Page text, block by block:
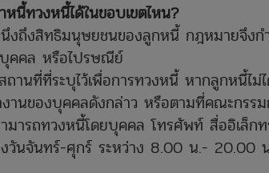
หนี้ทวงหนี้ได้ในขอบเขตไหน?
งถึงสิทธิมนุษยชนของลูกหนี้ กฎหมายจึงก
คคล หรือไปรษณีย์
สถานที่ที่ระบุไว้เพื่อการทวงหนี้ หากลูกหนี้ไม่
นของบุคคลดังกล่าว หรือตามที่คณะกรรม
มารถทวงหนี้โดยบุคคล โทรศัพท์ สื่ออิเล็ก
งวันจันทร์-ศุกร์ ระหว่าง 8.00 น.- 20.00